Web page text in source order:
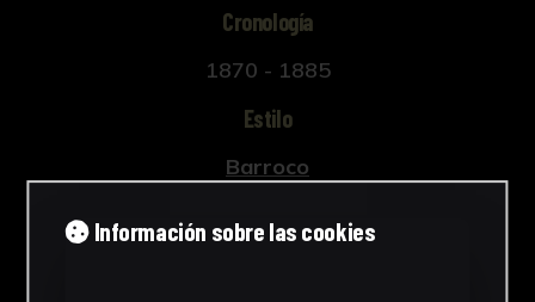
Cronología
1870 - 1885
Estilo
Barroco
Información sobre las cookies